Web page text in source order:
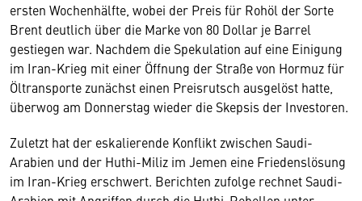
ersten Wochenhälfte, wobei der Preis für Rohöl der Sorte
Brent deutlich über die Marke von 80 Dollar je Barrel
gestiegen war. Nachdem die Spekulation auf eine Einigung
im Iran-Krieg mit einer Öffnung der Straße von Hormuz für
Öltransporte zunächst einen Preisrutsch ausgelöst hatte,
überwog am Donnerstag wieder die Skepsis der Investoren.
Zuletzt hat der eskalierende Konflikt zwischen Saudi-
Arabien und der Huthi-Miliz im Jemen eine Friedenslösung
im Iran-Krieg erschwert. Berichten zufolge rechnet Saudi-